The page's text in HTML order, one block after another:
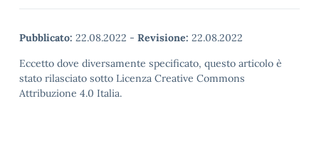
Pubblicato: 22.08.2022 - Revisione: 22.08.2022
Eccetto dove diversamente specificato, questo articolo è
stato rilasciato sotto Licenza Creative Commons
Attribuzione 4.0 Italia.